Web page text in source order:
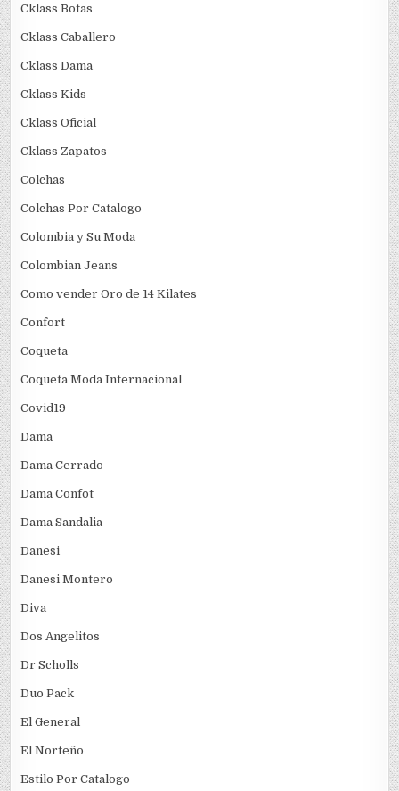
Cklass Botas
Cklass Caballero
Cklass Dama
Cklass Kids
Cklass Oficial
Cklass Zapatos
Colchas
Colchas Por Catalogo
Colombia y Su Moda
Colombian Jeans
Como vender Oro de 14 Kilates
Confort
Coqueta
Coqueta Moda Internacional
Covid19
Dama
Dama Cerrado
Dama Confot
Dama Sandalia
Danesi
Danesi Montero
Diva
Dos Angelitos
Dr Scholls
Duo Pack
El General
El Norteño
Estilo Por Catalogo